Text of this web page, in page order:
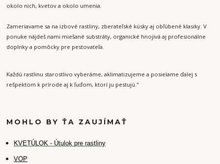
okolo nich, kvetov a okolo umenia.
Zameriavame sa na izbové rastliny, zberateľské kúsky aj obľúbené klasiky. V
ponuke nájdeš nami miešané substráty, organické hnojivá aj profesionálne
doplnky a pomôcky pre pestovateľa.
Každú rastlinu starostlivo vyberáme, aklimatizujeme a posielame ďalej s
rešpektom k prírode aj k ľuďom, ktorí ju pestujú."
MOHLO BY ŤA ZAUJÍMAŤ
KVETÚLOK - Útulok pre rastliny
VOP